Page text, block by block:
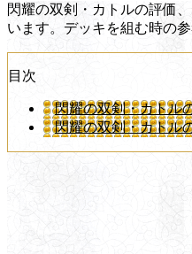
閃耀の双剣・カトルの評価
います。デッキを組む時の
目次
閃耀の双剣・カトル
閃耀の双剣・カトル